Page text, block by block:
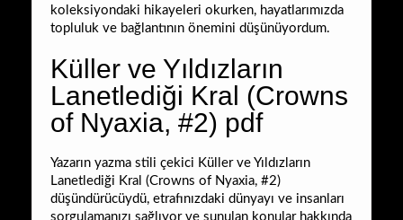
koleksiyondaki hikayeleri okurken, hayatlarımızda
topluluk ve bağlantının önemini düşünüyordum.
Küller ve Yıldızların
Lanetlediği Kral (Crowns
of Nyaxia, #2) pdf
Yazarın yazma stili çekici Küller ve Yıldızların
Lanetlediği Kral (Crowns of Nyaxia, #2)
düşündürücüydü, etrafınızdaki dünyayı ve insanları
sorgulamanızı sağlıyor ve sunulan konular hakkında